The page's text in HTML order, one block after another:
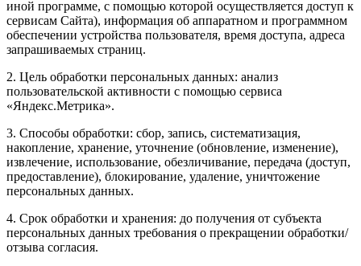
иной программе, с помощью которой осуществляется доступ к
сервисам Сайта), информация об аппаратном и программном
обеспечении устройства пользователя, время доступа, адреса
запрашиваемых страниц.
2. Цель обработки персональных данных: анализ
пользовательской активности с помощью сервиса
«Яндекс.Метрика».
3. Способы обработки: сбор, запись, систематизация,
накопление, хранение, уточнение (обновление, изменение),
извлечение, использование, обезличивание, передача (доступ,
предоставление), блокирование, удаление, уничтожение
персональных данных.
4. Срок обработки и хранения: до получения от субъекта
персональных данных требования о прекращении обработки/
отзыва согласия.